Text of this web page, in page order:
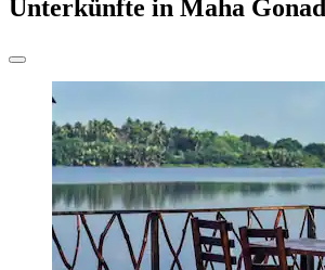
Unterkünfte in Maha